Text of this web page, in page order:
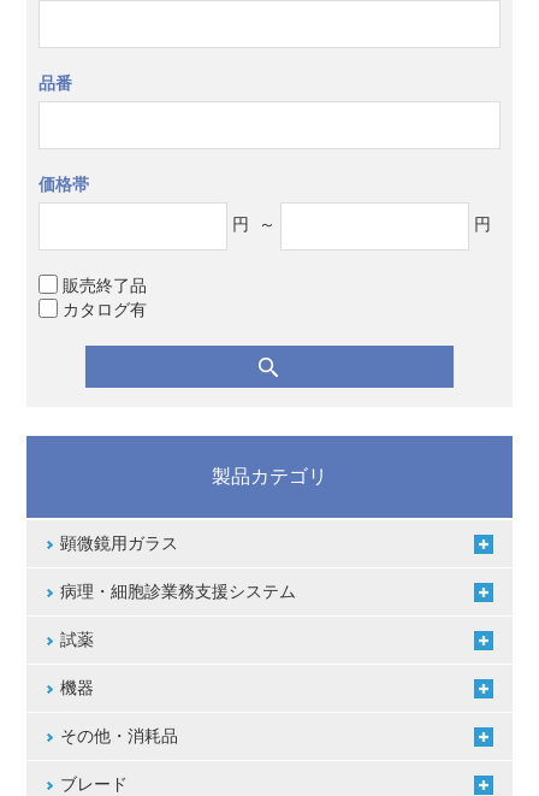
品番
価格帯
円 ～ 円
販売終了品
カタログ有
製品カテゴリ
顕微鏡用ガラス
病理・細胞診業務支援システム
試薬
機器
その他・消耗品
ブレード